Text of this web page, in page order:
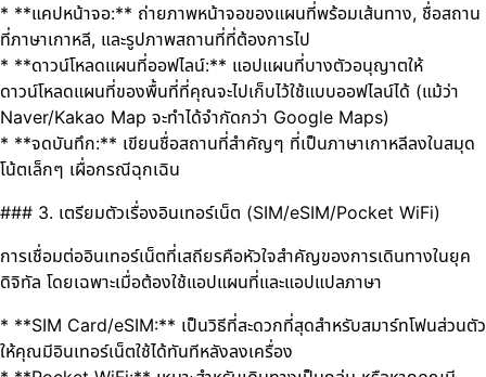
* **แคปหน้าจอ:** ถ่ายภาพหน้าจอของแผนที่พร้อมเส้นทาง, ชื่อสถาน
ที่ภาษาเกาหลี, และรูปภาพสถานที่ที่ต้องการไป
* **ดาวน์โหลดแผนที่ออฟไลน์:** แอปแผนที่บางตัวอนุญาตให้
ดาวน์โหลดแผนที่ของพื้นที่ที่คุณจะไปเก็บไว้ใช้แบบออฟไลน์ได้ (แม้ว่า
Naver/Kakao Map จะทำได้จำกัดกว่า Google Maps)
* **จดบันทึก:** เขียนชื่อสถานที่สำคัญๆ ที่เป็นภาษาเกาหลีลงในสมุด
โน้ตเล็กๆ เผื่อกรณีฉุกเฉิน
### 3. เตรียมตัวเรื่องอินเทอร์เน็ต (SIM/eSIM/Pocket WiFi)
การเชื่อมต่ออินเทอร์เน็ตที่เสถียรคือหัวใจสำคัญของการเดินทางในยุค
ดิจิทัล โดยเฉพาะเมื่อต้องใช้แอปแผนที่และแอปแปลภาษา
* **SIM Card/eSIM:** เป็นวิธีที่สะดวกที่สุดสำหรับสมาร์ทโฟนส่วนตัว
ให้คุณมีอินเทอร์เน็ตใช้ได้ทันทีหลังลงเครื่อง